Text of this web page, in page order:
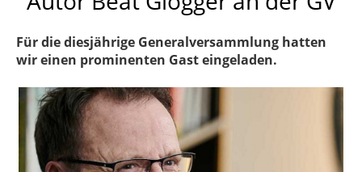
Für die diesjährige Generalversammlung hatten
wir einen prominenten Gast eingeladen.